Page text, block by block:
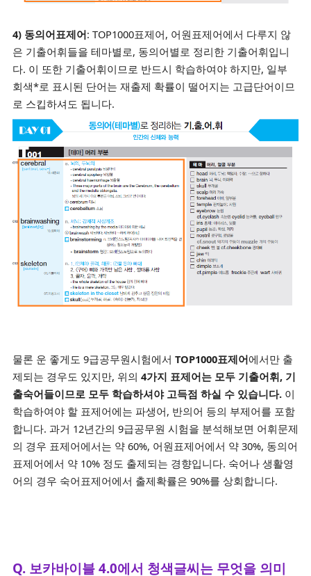
4) 동의어표제어: TOP1000표제어, 어원표제어에서 다루지 않
은 기출어휘들을 테마별로, 동의어별로 정리한 기출어휘입니
다. 이 또한 기출어휘이므로 반드시 학습하여야 하지만, 일부
회색*로 표시된 단어는 재출제 확률이 떨어지는 고급단어이므
로 스킵하셔도 됩니다.
물론 운 좋게도 9급공무원시험에서 TOP1000표제어에서만 출
제되는 경우도 있지만, 위의 4가지 표제어는 모두 기출어휘, 기
출숙어들이므로 모두 학습하셔야 고득점 하실 수 있습니다. 이
학습하여야 할 표제어에는 파생어, 반의어 등의 부제어를 포함
합니다. 과거 12년간의 9급공무원 시험을 분석해보면 어휘문제
의 경우 표제어에서는 약 60%, 어원표제어에서 약 30%, 동의어
표제어에서 약 10% 정도 출제되는 경향입니다. 숙어나 생활영
어의 경우 숙어표제어에서 출제확률은 90%를 상회합니다.
Q. 보카바이블 4.0에서 청색글씨는 무엇을 의미